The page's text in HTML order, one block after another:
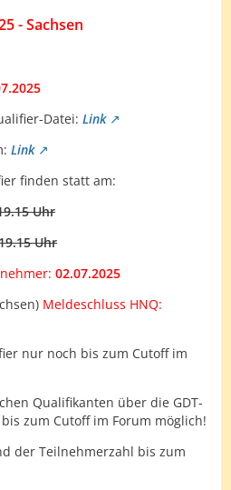
- Sachsen
Datei: Link
Link
finden statt am:
Uhr
Uhr
02.07.2025
Meldeschluss HNQ:
nur noch bis zum Cutoff im
Qualifikanten über die GDT-
zum Cutoff im Forum möglich!
der Teilnehmerzahl bis zum